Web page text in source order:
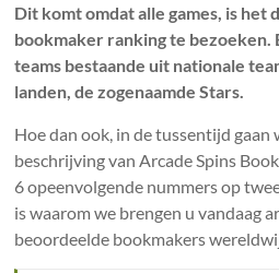
Dit komt omdat alle games, is het
bookmaker ranking te bezoeken.
teams bestaande uit nationale
landen, de zogenaamde Stars.
Hoe dan ook, in de tussentijd gaan
beschrijving van Arcade Spins
6 opeenvolgende nummers op
is waarom we brengen u vandaag
beoordeelde bookmakers